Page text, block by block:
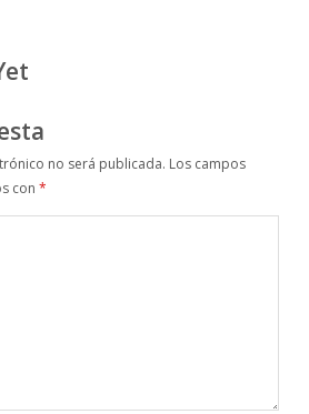
no será publicada. Los campos
con*